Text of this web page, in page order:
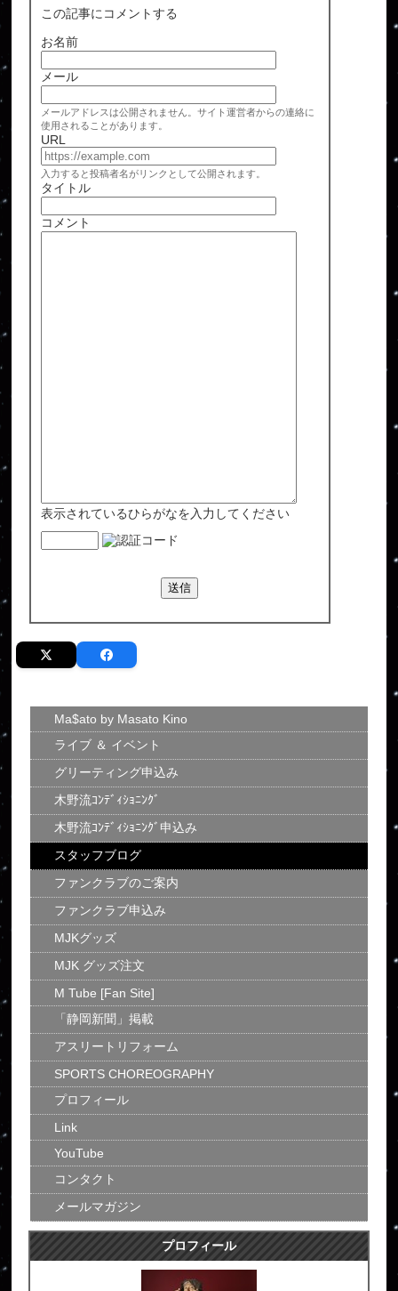
この記事にコメントする
お名前
メール
メールアドレスは公開されません。サイト運営者からの連絡に
使用されることがあります。
URL
入力すると投稿者名がリンクとして公開されます。
タイトル
コメント
表示されているひらがなを入力してください
Ma$ato by Masato Kino
ライブ ＆ イベント
グリーティング申込み
木野流ｺﾝﾃﾞｨｼｮﾆﾝｸﾞ
木野流ｺﾝﾃﾞｨｼｮﾆﾝｸﾞ申込み
スタッフブログ
ファンクラブのご案内
ファンクラブ申込み
MJKグッズ
MJK グッズ注文
M Tube [Fan Site]
「静岡新聞」掲載
アスリートリフォーム
SPORTS CHOREOGRAPHY
プロフィール
Link
YouTube
コンタクト
メールマガジン
プロフィール